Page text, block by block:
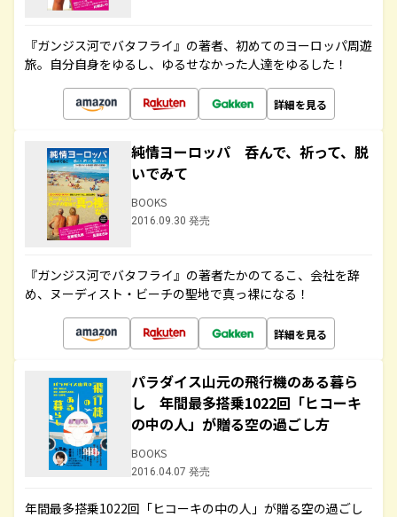
『ガンジス河でバタフライ』の著者、初めてのヨーロッパ周遊
旅。自分自身をゆるし、ゆるせなかった人達をゆるした！
詳細を見る
純情ヨーロッパ 呑んで、祈って、脱
いでみて
BOOKS
2016.09.30 発売
『ガンジス河でバタフライ』の著者たかのてるこ、会社を辞
め、ヌーディスト・ビーチの聖地で真っ裸になる！
詳細を見る
パラダイス山元の飛行機のある暮ら
し 年間最多搭乗1022回「ヒコーキ
の中の人」が贈る空の過ごし方
BOOKS
2016.04.07 発売
年間最多搭乗1022回「ヒコーキの中の人」が贈る空の過ごし